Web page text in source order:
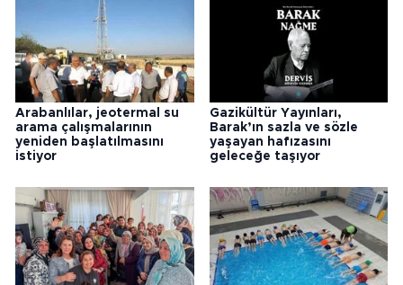
Arabanlılar, jeotermal su
arama çalışmalarının
yeniden başlatılmasını
istiyor
Gazikültür Yayınları,
Barak’ın sazla ve sözle
yaşayan hafızasını
geleceğe taşıyor